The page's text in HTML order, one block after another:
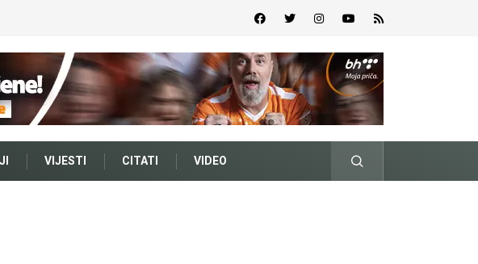
VIJESTI CITATI VIDEO